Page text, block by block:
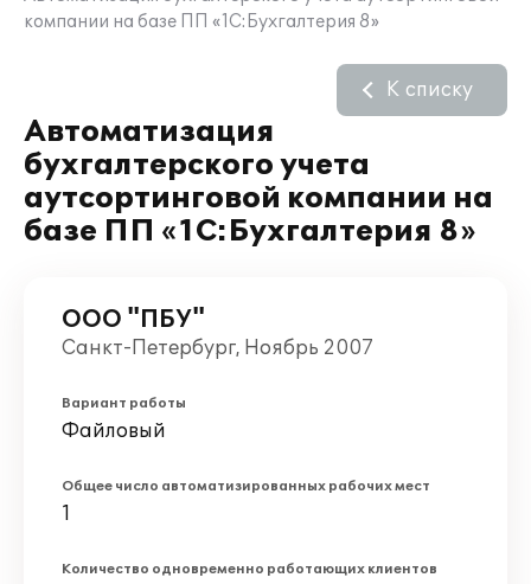
компании на базе ПП «1С:Бухгалтерия 8»
Автоматизация
бухгалтерского учета
аутсортинговой компании на
базе ПП «1С:Бухгалтерия 8»
К списку
ООО "ПБУ"
Санкт-Петербург, Ноябрь 2007
Вариант работы
Файловый
Общее число автоматизированных рабочих мест
1
Количество одновременно работающих клиентов